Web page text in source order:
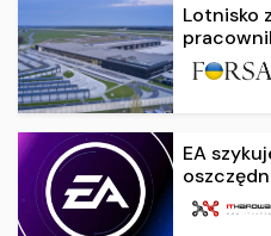
Lotnisko
EA